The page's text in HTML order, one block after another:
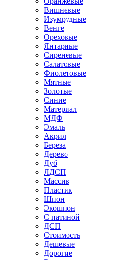
Вишневые
Изумрудные
Венге
Ореховые
Янтарные
Сиреневые
Салатовые
Фиолетовые
Мятные
Золотые
Синие
Материал
МДФ
Эмаль
Акрил
Береза
Дерево
Дуб
ЛДСП
Массив
Пластик
Шпон
Экошпон
С патиной
ДСП
Стоимость
Дешевые
Дорогие